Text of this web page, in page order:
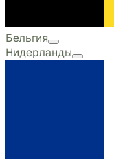
Бельгия
Нидерланды